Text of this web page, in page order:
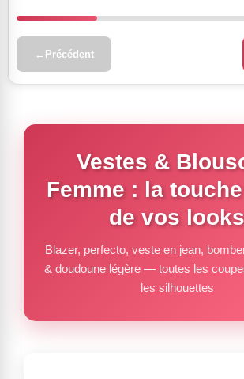
← Précédent
Vestes &
Femme : la
de vos looks
Blazer, perfecto, veste en jean,
& doudoune légère — toutes les
les silhouettes